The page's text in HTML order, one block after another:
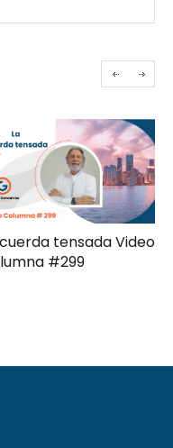
Gerencia de
moderna Clave ComPol